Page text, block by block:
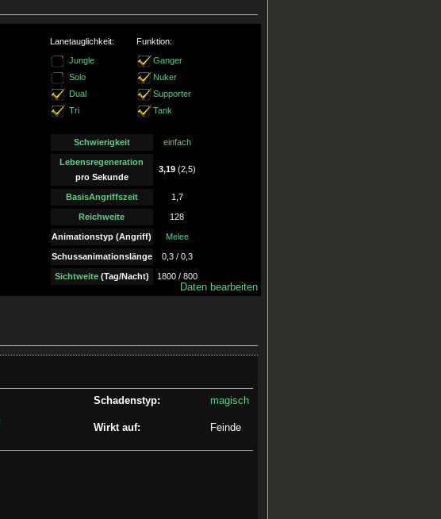
Lanetauglichkeit:
Jungle
Solo
Dual
Tri
Funktion:
Ganger
Nuker
Supporter
Tank
Schwierigkeit einfach
Lebensregeneration
pro Sekunde
3,19(2,5)
BasisAngriffszeit 1,7
Reichweite 128
Animationstyp (Angriff) Melee
Schussanimationslänge 0,3 / 0,3
Sichtweite(Tag/Nacht) 1800 / 800
Daten bearbeiten
Schadenstyp: magisch
Wirkt auf: Feinde